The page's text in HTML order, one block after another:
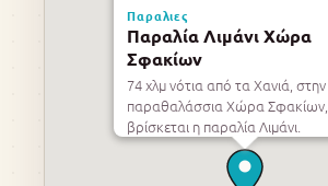
Παραλιες
Παραλία Λιμάνι Χώρα
Σφακίων
74 χλμ νότια από τα Χανιά, στην
παραθαλάσσια Χώρα Σφακίων,
βρίσκεται η παραλία Λιμάνι.